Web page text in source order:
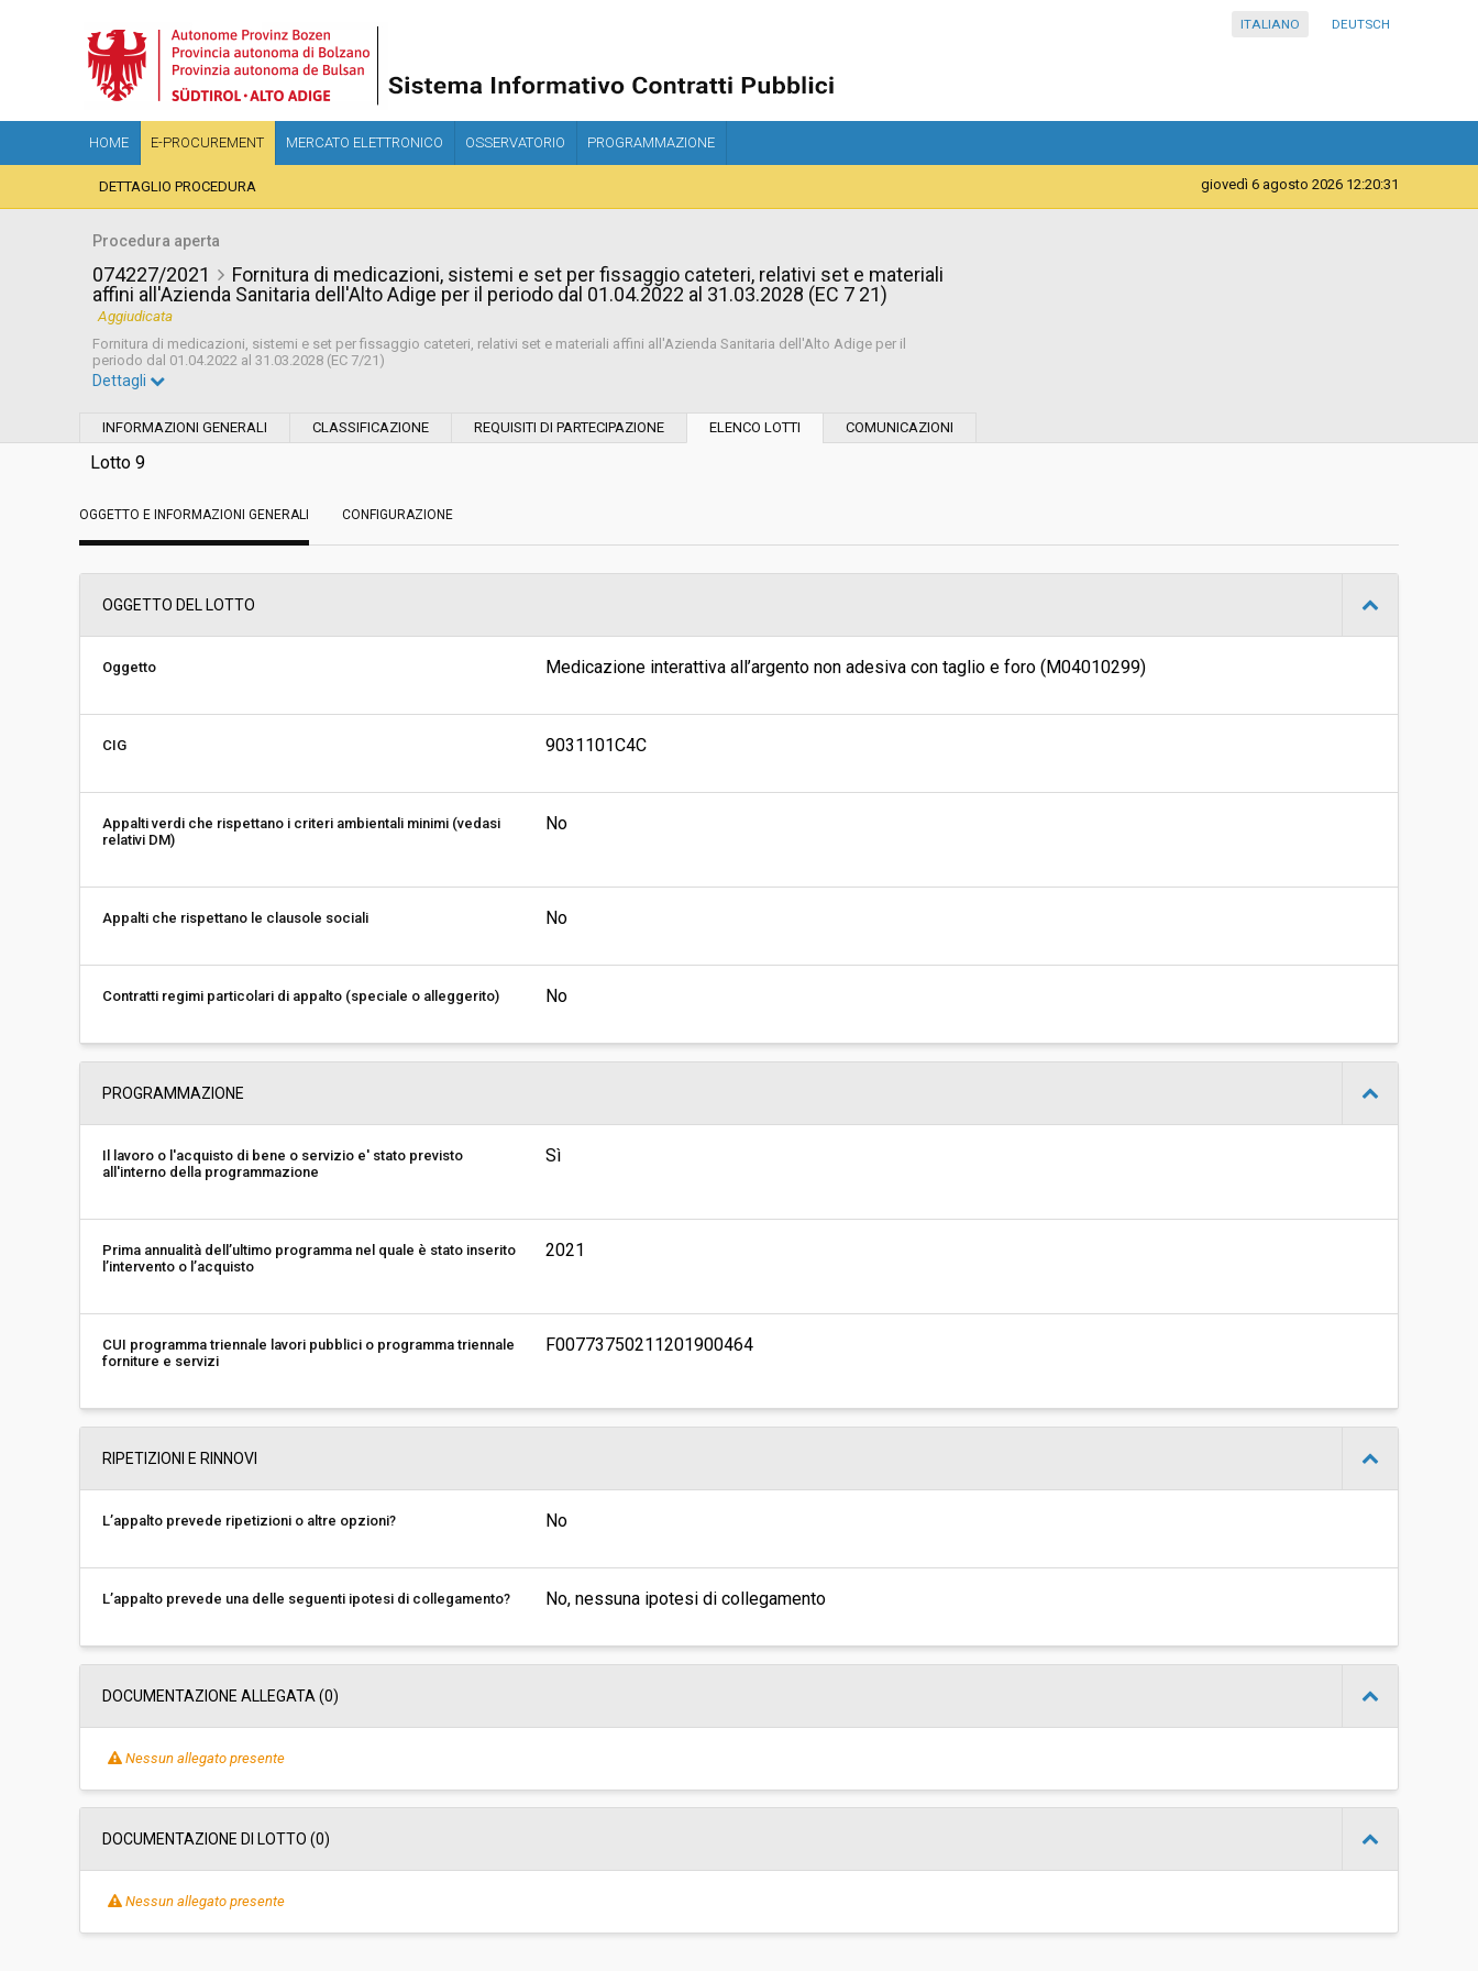
ITALIANO DEUTSCH
HOME E-PROCUREMENT MERCATO ELETTRONICO OSSERVATORIO PROGRAMMAZIONE
DETTAGLIO PROCEDURA giovedì 6 agosto 2026 12:20:31
Procedura aperta
074227/2021
Fornitura di medicazioni, sistemi e set per fissaggio cateteri, relativi set e materiali
affini all'Azienda Sanitaria dell'Alto Adige per il periodo dal 01.04.2022 al 31.03.2028 (EC 7 21)
Aggiudicata
Fornitura di medicazioni, sistemi e set per fissaggio cateteri, relativi set e materiali affini all'Azienda Sanitaria dell'Alto Adige per il
periodo dal 01.04.2022 al 31.03.2028 (EC 7/21)
Tipo di contratto:
Servizi sociali: No
Scelta del contraente: Procedura aperta Svolgimento: Gara in busta chiusa
Dettagli
INFORMAZIONI GENERALI CLASSIFICAZIONE REQUISITI DI PARTECIPAZIONE ELENCO LOTTI COMUNICAZIONI
Lotto 9
OGGETTO E INFORMAZIONI GENERALI CONFIGURAZIONE
OGGETTO DEL LOTTO
Oggetto Medicazione interattiva all’argento non adesiva con taglio e foro (M04010299)
CIG 9031101C4C
Appalti verdi che rispettano i criteri ambientali minimi (vedasi
relativi DM)
No
Appalti che rispettano le clausole sociali No
Contratti regimi particolari di appalto (speciale o alleggerito) No
PROGRAMMAZIONE
Il lavoro o l'acquisto di bene o servizio e' stato previsto
all'interno della programmazione
Sì
Prima annualità dell’ultimo programma nel quale è stato inserito
l’intervento o l’acquisto
2021
CUI programma triennale lavori pubblici o programma triennale
forniture e servizi
F00773750211201900464
RIPETIZIONI E RINNOVI
L’appalto prevede ripetizioni o altre opzioni? No
L’appalto prevede una delle seguenti ipotesi di collegamento? No, nessuna ipotesi di collegamento
DOCUMENTAZIONE ALLEGATA (0)
Nessun allegato presente
DOCUMENTAZIONE DI LOTTO (0)
Nessun allegato presente